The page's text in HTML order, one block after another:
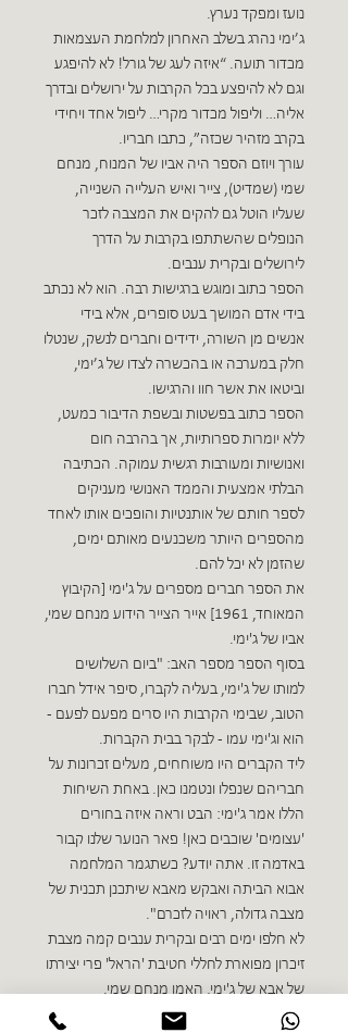
נועז ומפקד נערץ.
ג’ימי נהרג בשלב האחרון למלחמת העצמאות
מכדור תועה. “איזה לעג של גורל! לא להיפגע
וגם לא להיפצע בכל הקרבות על ירושלים ובדרך
אליה… וליפול מכדור מקרי… ליפול אחד ויחידי
בקרב מזהיר שכזה”, כתבו חבריו.
עורך ויוזם הספר היה אביו של המנוח, מנחם
שמי (שמדיט), צייר ואיש העלייה השנייה,
שעליו הוטל גם להקים את המצבה לזכר
הנופלים שהשתתפו בקרבות על הדרך
לירושלים ובקרית ענבים.
הספר כתוב ומוגש ברגישות רבה. הוא לא נכתב
בידי אדם המושך בעט סופרים, אלא בידי
אנשים מן השורה, ידידים וחברים לנשק, שנטלו
חלק במערכה או בהכשרה לצדו של ג’ימי,
וביטאו את אשר חוו והרגישו.
הספר כתוב בפשטות ובשפת הדיבור כמעט,
ללא יומרות ספרותיות, אך בהרבה חום
ואנושיות ומעורבות רגשית עמוקה. הכתיבה
הבלתי אמצעית והממד האנושי מעניקים
לספר חותם של אותנטיות והופכים אותו לאחד
מהספרים היותר משכנעים מאותם ימים,
שהזמן לא יכל להם.
את הספר חברים מספרים על ג'ימי [הקיבוץ
המאוחד, 1961] אייר הצייר הידוע מנחם שמי,
אביו של ג'ימי.
בסוף הספר מספר האב: "ביום השלושים
למותו של ג'ימי, בעליה לקברו, סיפר אידל חברו
הטוב, שבימי הקרבות היו סרים מפעם לפעם -
הוא וג'ימי עמו - לבקר בבית הקברות.
ליד הקברים היו משוחחים, מעלים זכרונות על
חבריהם שנפלו ונטמנו כאן. באחת השיחות
הללו אמר ג'ימי: הבט וראה איזה בחורים
'עצומים' שוכבים כאן! פאר הנוער שלנו קבור
באדמה זו. אתה יודע? כשתגמר המלחמה
אבוא הביתה ואבקש מאבא שיתכנן תכנית של
מצבה גדולה, ראויה לזכרם".
לא חלפו ימים רבים ובקרית ענבים קמה מצבת
זיכרון מפוארת לחללי חטיבת 'הראל' פרי יצירתו
של אבא של ג'ימי, האמן מנחם שמי.